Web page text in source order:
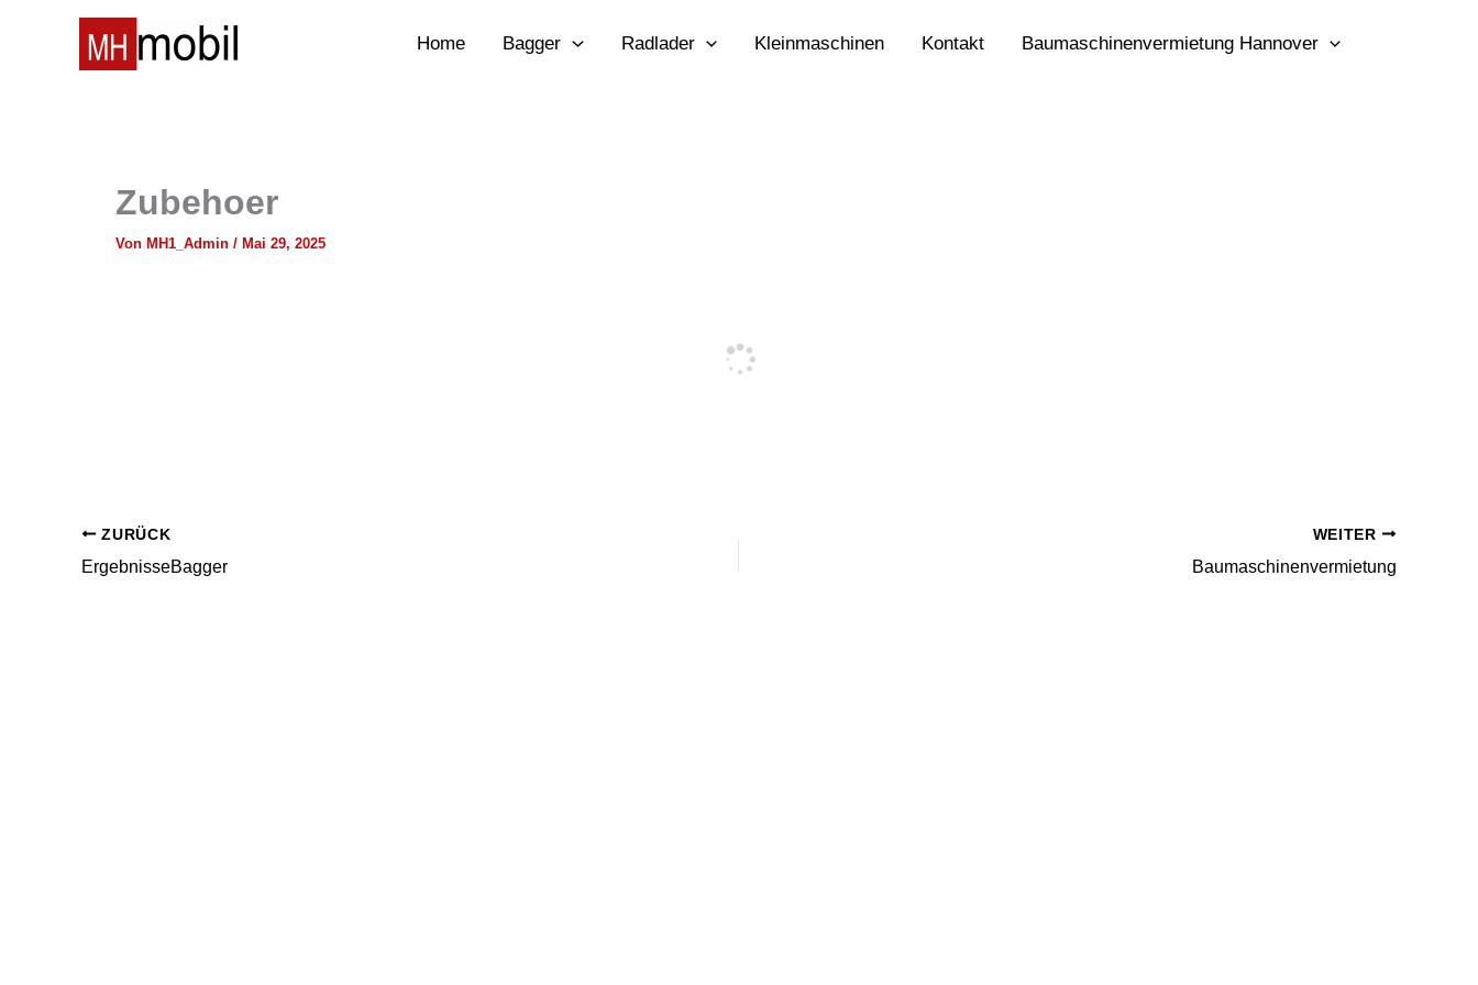
Home Bagger Radlader Kleinmaschinen Kontakt Baumaschinenvermietung Hannover
Zubehoer
Von MH1_Admin / Mai 29, 2025
ZURÜCK
ErgebnisseBagger
WEITER
Baumaschinenvermietung